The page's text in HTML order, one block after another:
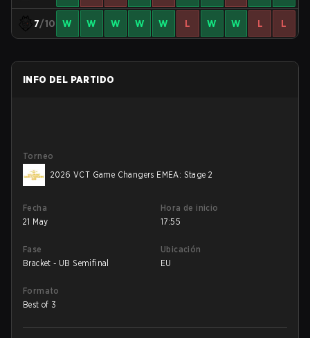
7/10 W W W W W L W W L L
INFO DEL PARTIDO
Torneo
2026 VCT Game Changers EMEA: Stage 2
Fecha
21 May
Hora de inicio
17:55
Fase
Bracket - UB Semifinal
Ubicación
EU
Formato
Best of 3